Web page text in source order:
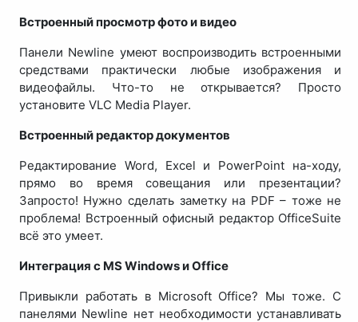
Встроенный просмотр фото и видео
Панели Newline умеют воспроизводить встроенными
средствами практически любые изображения и
видеофайлы. Что-то не открывается? Просто
установите VLC Media Player.
Встроенный редактор документов
Редактирование Word, Excel и PowerPoint на-ходу,
прямо во время совещания или презентации?
Запросто! Нужно сделать заметку на PDF – тоже не
проблема! Встроенный офисный редактор OfficeSuite
всё это умеет.
Интеграция с MS Windows и Office
Привыкли работать в Microsoft Office? Мы тоже. С
панелями Newline нет необходимости устанавливать